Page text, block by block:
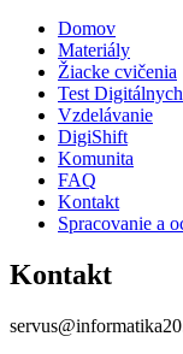
Domov
Materiály
Žiacke cvičenia
Test
Vzdelávanie
DigiShift
Komunita
FAQ
Kontakt
Spracovanie a
Kontakt